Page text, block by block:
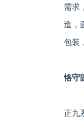
需求
造，
包装
恪守
正九